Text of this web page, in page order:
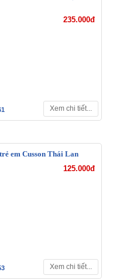
235.000đ
Xem chi tiết...
em Cusson Thái Lan
125.000đ
Xem chi tiết...